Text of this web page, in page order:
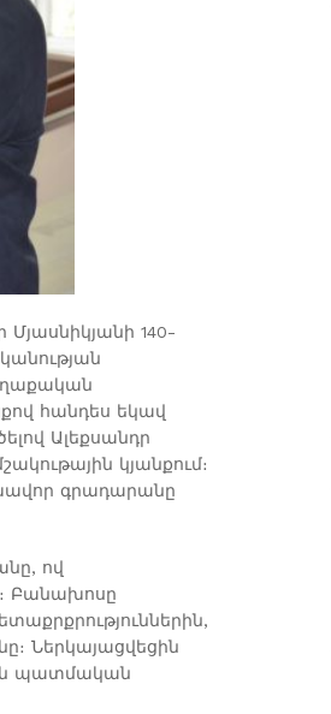
140-
հանդես եկավ
Ալեքսանդր
կյանքում։
գրադարանը
ով
Բանախոսը
Ներկայացվեցին
պատմական